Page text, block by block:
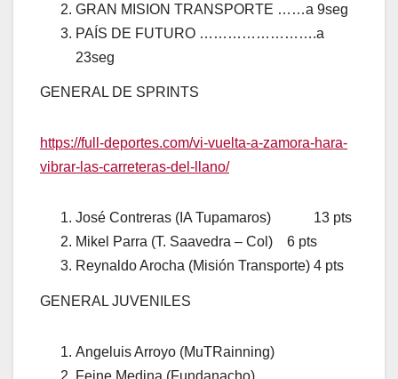
GRAN MISION TRANSPORTE ……a 9seg
PAÍS DE FUTURO …………………….a
23seg
GENERAL DE SPRINTS
https://full-deportes.com/vi-vuelta-a-zamora-hara-
vibrar-las-carreteras-del-llano/
José Contreras (IA Tupamaros) 13 pts
Mikel Parra (T. Saavedra – Col) 6 pts
Reynaldo Arocha (Misión Transporte) 4 pts
GENERAL JUVENILES
Angeluis Arroyo (MuTRainning)